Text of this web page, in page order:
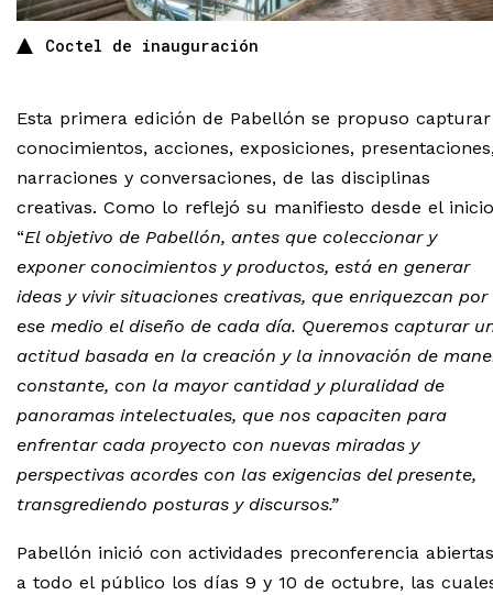
Coctel de inauguración
Esta primera edición de Pabellón se propuso capturar
conocimientos, acciones, exposiciones,
narraciones y conversaciones, de las disciplinas
creativas. Como lo reflejó su manifiesto desde el
“El objetivo de Pabellón, antes que coleccionar y
exponer conocimientos y productos, está en generar
ideas y vivir situaciones creativas, que enriquezcan por
ese medio el diseño de cada día. Queremos capturar
actitud basada en la creación y la innovación de
constante, con la mayor cantidad y pluralidad de
panoramas intelectuales, que nos capaciten para
enfrentar cada proyecto con nuevas miradas y
perspectivas acordes con las exigencias del presente,
transgrediendo posturas y discursos.”
Pabellón inició con actividades preconferencia abiertas
a todo el público los días 9 y 10 de octubre, las